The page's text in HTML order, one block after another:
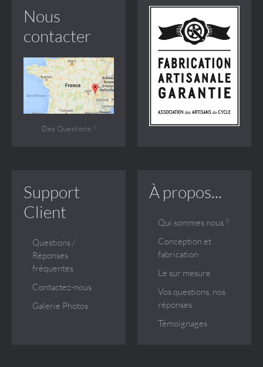
Nous
contacter
Des Questions ?
Support
Client
Questions /
Réponses
fréquentes
Contactez-nous
Galerie Photos
À propos...
Qui sommes nous ?
Conception et
fabrication
Le sur mesure
Vos questions, nos
réponses
Témoignages